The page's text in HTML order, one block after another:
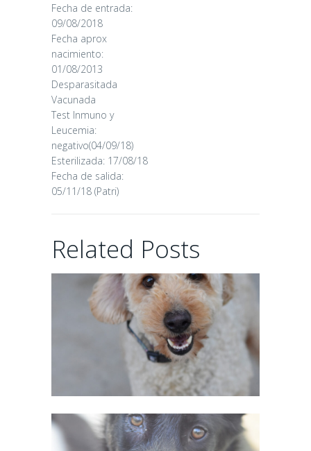
Fecha de entrada:
09/08/2018
Fecha aprox
nacimiento:
01/08/2013
Desparasitada
Vacunada
Test Inmuno y
Leucemia:
negativo(04/09/18)
Esterilizada: 17/08/18
Fecha de salida:
05/11/18 (Patri)
Related Posts
CANDY
16/06/2026
02/06/2026